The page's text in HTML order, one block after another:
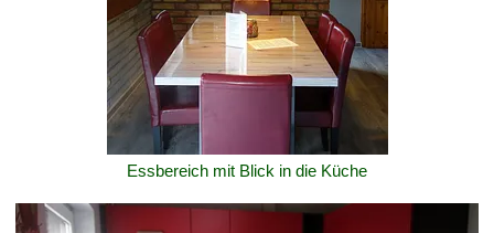
Essbereich mit Blick in die Küche